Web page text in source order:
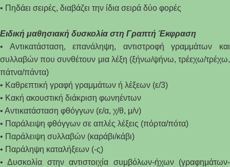
• Πηδάει σειρές, διαβάζει την ίδια σειρά δύο φορές
Ειδική μαθησιακή δυσκολία στη Γραπτή Έκφραση
• Αντικατάσταση, επανάληψη, αντιστροφή γραμμάτων και
συλλαβών που συνθέτουν μια λέξη (ξήνω/ψήνω, τρέεχω/τρέχω,
πάτνα/πάντα)
• Καθρεπτική γραφή γραμμάτων ή λέξεων (ε/3)
• Κακή ακουστική διάκριση φωνηέντων
• Αντικατάσταση φθόγγων (ε/α, χ/θ, μ/ν)
• Παράλειψη φθόγγων σε απλές λέξεις (πόρτα/πότα)
• Παράλειψη συλλαβών (καράβι/κάβι)
• Παράληψη καταλήξεων (-ς)
• Δυσκολία στην αντιστοιχία συμβόλων-ήχων (γραφημάτων-